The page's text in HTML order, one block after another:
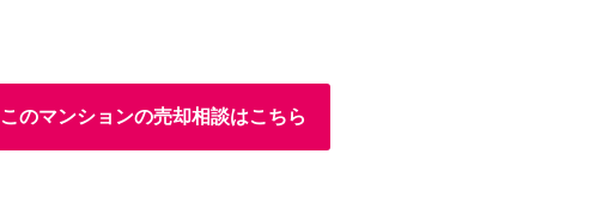
このマンションの売却相談はこちら